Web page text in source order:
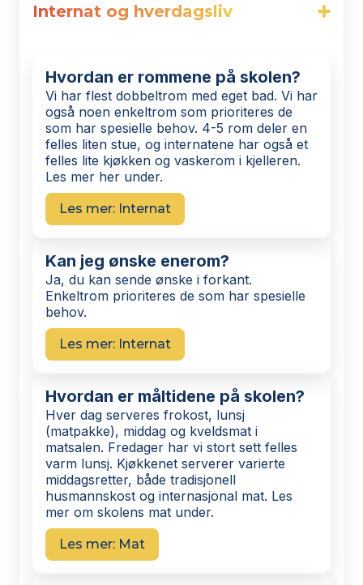
Internat og hverdagsliv
Hvordan er rommene på skolen?
Vi har flest dobbeltrom med eget bad. Vi har
også noen enkeltrom som prioriteres de
som har spesielle behov. 4-5 rom deler en
felles liten stue, og internatene har også et
felles lite kjøkken og vaskerom i kjelleren.
Les mer her under.
Les mer: Internat
Kan jeg ønske enerom?
Ja, du kan sende ønske i forkant.
Enkeltrom prioriteres de som har spesielle
behov.
Les mer: Internat
Hvordan er måltidene på skolen?
Hver dag serveres frokost, lunsj
(matpakke), middag og kveldsmat i
matsalen. Fredager har vi stort sett felles
varm lunsj. Kjøkkenet serverer varierte
middagsretter, både tradisjonell
husmannskost og internasjonal mat. Les
mer om skolens mat under.
Les mer: Mat